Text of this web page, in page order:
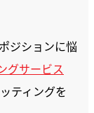
ジションに悩
グサービス
ティングを